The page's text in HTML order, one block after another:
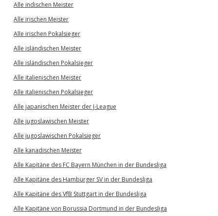
Alle indischen Meister
Alle irischen Meister
Alle irischen Pokalsieger
Alle isländischen Meister
Alle isländischen Pokalsieger
Alle italienischen Meister
Alle italienischen Pokalsieger
Alle japanischen Meister der J-League
Alle jugoslawischen Meister
Alle jugoslawischen Pokalsieger
Alle kanadischen Meister
Alle Kapitäne des FC Bayern München in der Bundesliga
Alle Kapitäne des Hamburger SV in der Bundesliga
Alle Kapitäne des VfB Stuttgart in der Bundesliga
Alle Kapitäne von Borussia Dortmund in der Bundesliga